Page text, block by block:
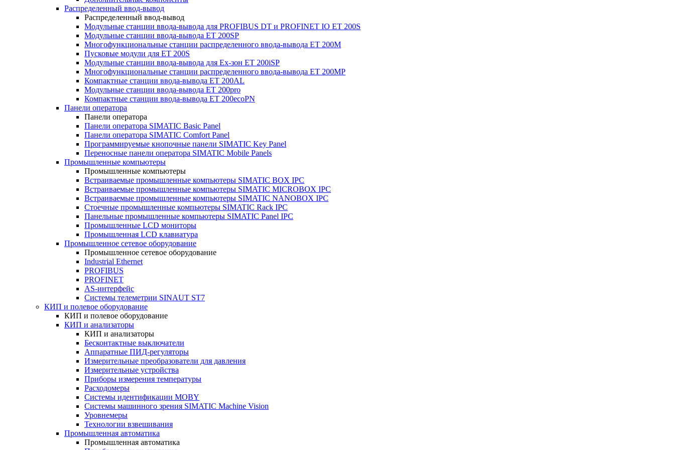
Распределенный ввод-вывод
Распределенный ввод-вывод
Модульные станции ввода-вывода для PROFIBUS DT и PROFINET IO ET 200S
Модульные станции ввода-вывода ET 200SP
Многофункциональные станции распределенного ввода-вывода ET 200M
Пусковые модули для ET 200S
Модульные станции ввода-вывода для Ex-зон ET 200iSP
Многофункциональные станции распределенного ввода-вывода ET 200MP
Компактные станции ввода-вывода ET 200AL
Модульные станции ввода-вывода ET 200pro
Компактные станции ввода-вывода ET 200ecoPN
Панели оператора
Панели оператора
Панели оператора SIMATIC Basic Panel
Панели оператора SIMATIC Comfort Panel
Программируемые кнопочные панели SIMATIC Key Panel
Переносные панели оператора SIMATIC Mobile Panels
Промышленные компьютеры
Промышленные компьютеры
Встраиваемые промышленные компьютеры SIMATIC BOX IPC
Встраиваемые промышленные компьютеры SIMATIC MICROBOX IPC
Встраиваемые промышленные компьютеры SIMATIC NANOBOX IPC
Стоечные промышленные компьютеры SIMATIC Rack IPC
Панельные промышленные компьютеры SIMATIC Panel IPC
Промышленные LCD мониторы
Промышленная LCD клавиатура
Промышленное сетевое оборудование
Промышленное сетевое оборудование
Industrial Ethernet
PROFIBUS
PROFINET
AS-интерфейс
Системы телеметрии SINAUT ST7
КИП и полевое оборудование
КИП и полевое оборудование
КИП и анализаторы
КИП и анализаторы
Бесконтактные выключатели
Аппаратные ПИД-регуляторы
Измерительные преобразователи для давления
Измерительные устройства
Приборы измерения температуры
Расходомеры
Системы идентификации MOBY
Системы машинного зрения SIMATIC Machine Vision
Уровнемеры
Технологии взвешивания
Промышленная автоматика
Промышленная автоматика